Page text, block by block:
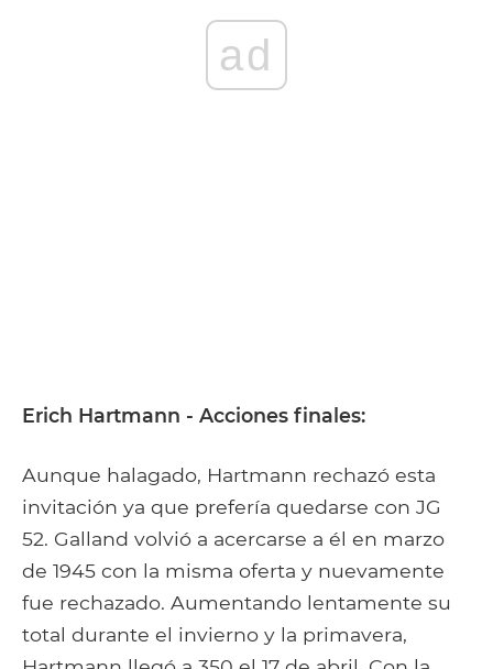
ad
Erich Hartmann - Acciones finales:
Aunque halagado, Hartmann rechazó esta
invitación ya que prefería quedarse con JG
52. Galland volvió a acercarse a él en marzo
de 1945 con la misma oferta y nuevamente
fue rechazado. Aumentando lentamente su
total durante el invierno y la primavera,